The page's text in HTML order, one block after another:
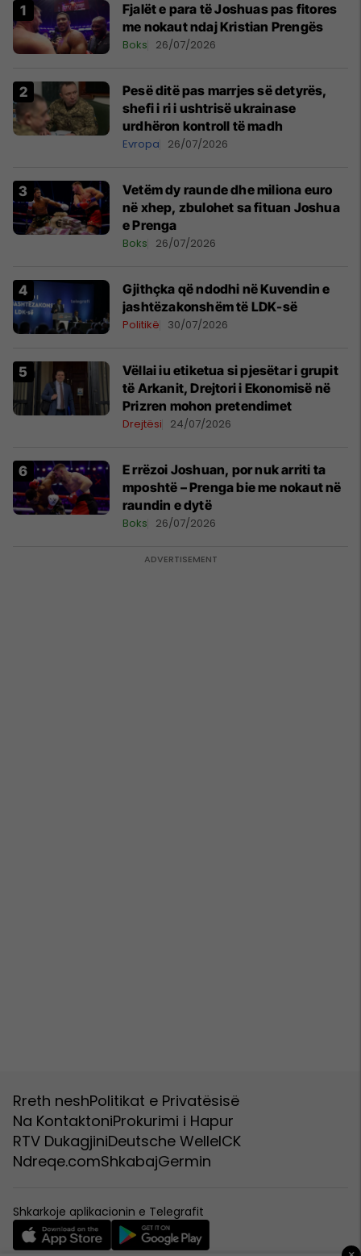
Fjalët e para të Joshuas pas fitores
me nokaut ndaj Kristian Prengës
Boks 26/07/2026
Pesë ditë pas marrjes së detyrës,
shefi i ri i ushtrisë ukrainase
urdhëron kontroll të madh
Evropa 26/07/2026
Vetëm dy raunde dhe miliona euro
në xhep, zbulohet sa fituan Joshua
e Prenga
Boks 26/07/2026
Gjithçka që ndodhi në Kuvendin e
jashtëzakonshëm të LDK-së
Politikë 30/07/2026
Vëllai iu etiketua si pjesëtar i grupit
të Arkanit, Drejtori i Ekonomisë në
Prizren mohon pretendimet
Drejtësi 24/07/2026
E rrëzoi Joshuan, por nuk arriti ta
mposhtë – Prenga bie me nokaut në
raundin e dytë
Boks 26/07/2026
Rreth neshPolitikat e Privatësisë
Na KontaktoniProkurimi i Hapur
RTV DukagjiniDeutsche WelleICK
Ndreqe.comShkabajGermin
Shkarkoje aplikacionin e Telegrafit